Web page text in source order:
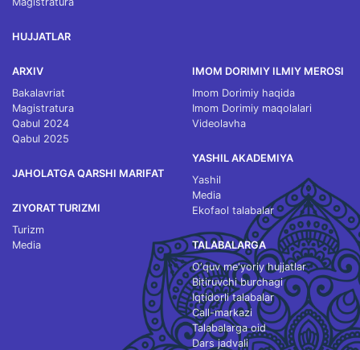
HUJJATLAR
ARXIV
Bakalavriat
Magistratura
Qabul 2024
Qabul 2025
JAHOLATGA QARSHI MARIFAT
ZIYORAT TURIZMI
Turizm
Media
IMOM DORIMIY ILMIY MEROSI
Imom Dorimiy haqida
Imom Dorimiy maqolalari
Videolavha
YASHIL AKADEMIYA
Yashil
Media
Ekofaol talabalar
TALABALARGA
O‘quv me'yoriy hujjatlar
Bitiruvchi burchagi
Iqtidorli talabalar
Call-markazi
Talabalarga oid
Dars jadvali